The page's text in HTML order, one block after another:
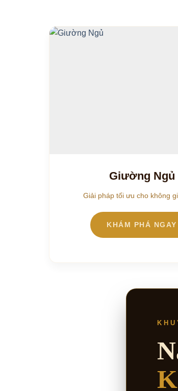
Giường Ngủ
Giải pháp tối ưu cho không
KHÁM PHÁ NGAY